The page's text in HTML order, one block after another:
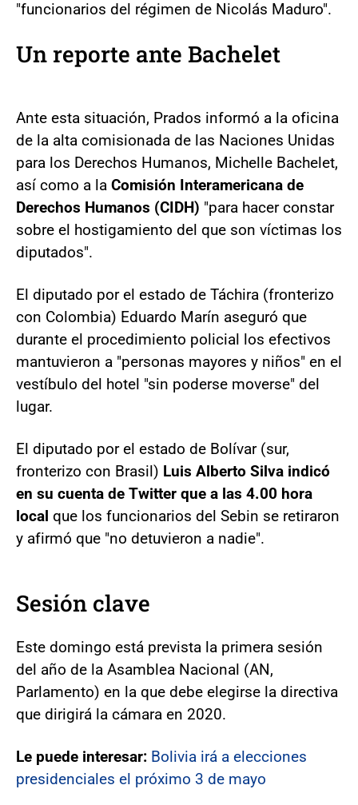
"funcionarios del régimen de Nicolás Maduro".
Un reporte ante Bachelet
Ante esta situación, Prados informó a la oficina
de la alta comisionada de las Naciones Unidas
para los Derechos Humanos, Michelle Bachelet,
así como a la Comisión Interamericana de
Derechos Humanos (CIDH) "para hacer constar
sobre el hostigamiento del que son víctimas los
diputados".
El diputado por el estado de Táchira (fronterizo
con Colombia) Eduardo Marín aseguró que
durante el procedimiento policial los efectivos
mantuvieron a "personas mayores y niños" en el
vestíbulo del hotel "sin poderse moverse" del
lugar.
El diputado por el estado de Bolívar (sur,
fronterizo con Brasil) Luis Alberto Silva indicó
en su cuenta de Twitter que a las 4.00 hora
local que los funcionarios del Sebin se retiraron
y afirmó que "no detuvieron a nadie".
Sesión clave
Este domingo está prevista la primera sesión
del año de la Asamblea Nacional (AN,
Parlamento) en la que debe elegirse la directiva
que dirigirá la cámara en 2020.
Le puede interesar: Bolivia irá a elecciones
presidenciales el próximo 3 de mayo